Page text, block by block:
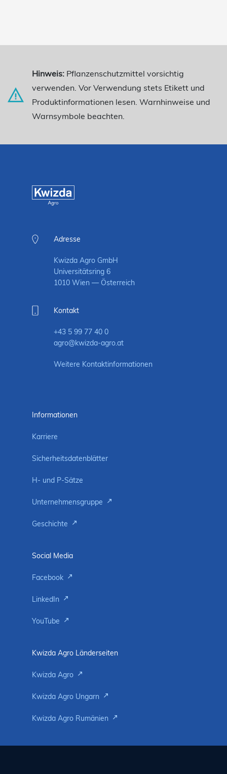
Hinweis: Pflanzenschutzmittel vorsichtig
verwenden. Vor Verwendung stets Etikett und
Produktinformationen lesen. Warnhinweise und
Warnsymbole beachten.
Adresse
Kwizda Agro GmbH
Universitätsring 6
1010 Wien — Österreich
Kontakt
+43 5 99 77 40 0
agro@kwizda-agro.at
Weitere Kontaktinformationen
Informationen
Karriere
Sicherheitsdatenblätter
H- und P-Sätze
Unternehmensgruppe
Geschichte
Social Media
Facebook
LinkedIn
YouTube
Kwizda Agro Länderseiten
Kwizda Agro
Kwizda Agro Ungarn
Kwizda Agro Rumänien